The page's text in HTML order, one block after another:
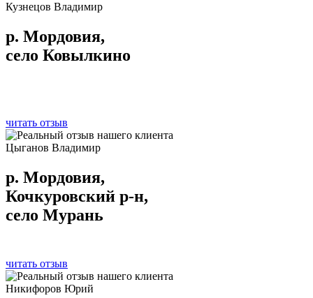
Кузнецов Владимир
р. Мордовия,
село Ковылкино
читать отзыв
Цыганов Владимир
р. Мордовия,
Кочкуровский р-н,
село Мурань
читать отзыв
Никифоров Юрий